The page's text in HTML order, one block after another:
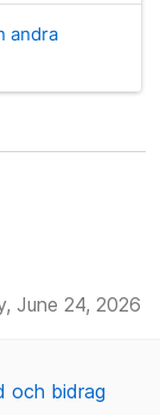
andra
June 24, 2026
och bidrag